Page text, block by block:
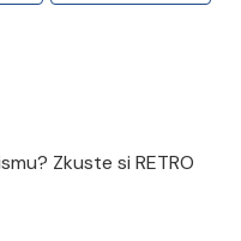
Zkuste si RETRO